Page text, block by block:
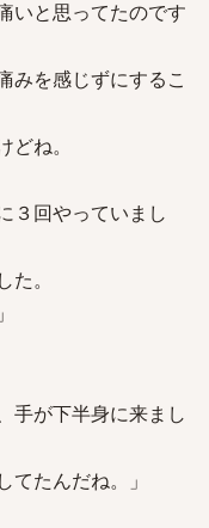
いと思ってたのです
みを感じずにするこ
ね。
３回やっていまし
。
手が下半身に来まし
てたんだね。」